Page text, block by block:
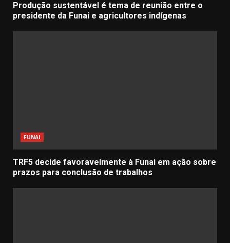
Produção sustentável é tema de reunião entre o
presidente da Funai e agricultores indígenas
FUNAI
TRF5 decide favoravelmente à Funai em ação sobre
prazos para conclusão de trabalhos